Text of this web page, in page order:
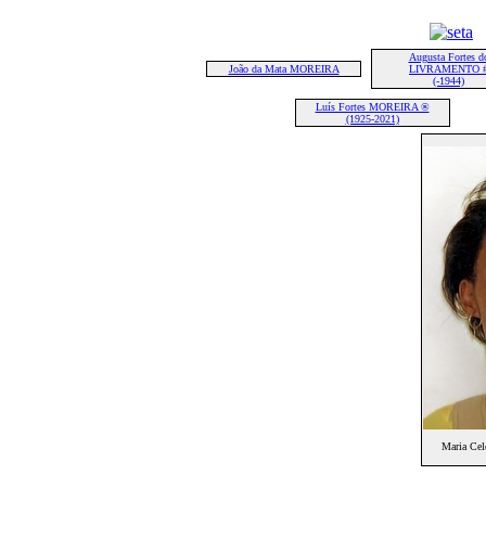
João da Mata MOREIRA
Augusta Fortes
LIVRAMENTO
(-1944)
Luís Fortes MOREIRA ®
(1925-2021)
Maria